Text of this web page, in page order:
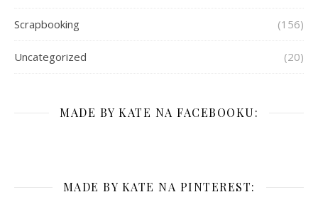
Scrapbooking (156)
Uncategorized (20)
MADE BY KATE NA FACEBOOKU:
MADE BY KATE NA PINTEREST: